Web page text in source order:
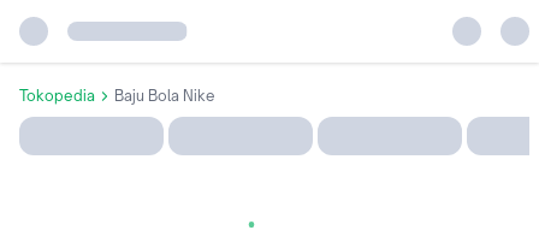
Tokopedia Baju Bola Nike